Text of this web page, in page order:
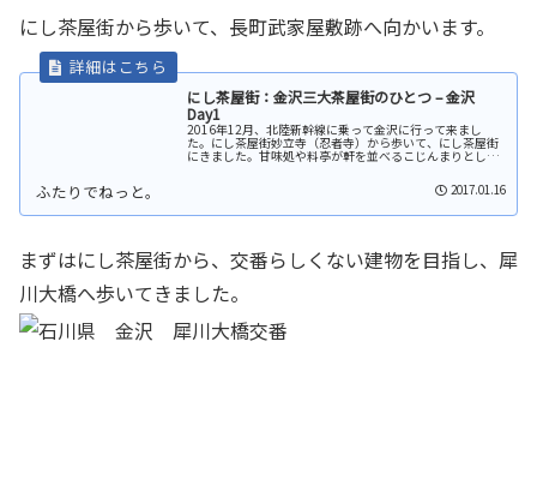
にし茶屋街から歩いて、長町武家屋敷跡へ向かいます。
にし茶屋街：金沢三大茶屋街のひとつ – 金沢
Day1
2016年12月、北陸新幹線に乗って金沢に行って来まし
た。にし茶屋街妙立寺（忍者寺）から歩いて、にし茶屋街
にきました。甘味処や料亭が軒を並べるこじんまりとした
2017.01.16
まずはにし茶屋街から、交番らしくない建物を目指し、犀
川大橋へ歩いてきました。